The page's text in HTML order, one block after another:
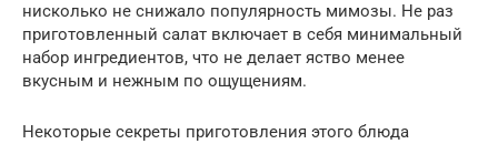
нисколько не снижало популярность мимозы. Не раз
приготовленный салат включает в себя минимальный
набор ингредиентов, что не делает яство менее
вкусным и нежным по ощущениям.
Некоторые секреты приготовления этого блюда